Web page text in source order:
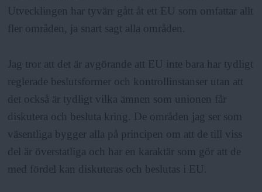
Utvecklingen har tyvärr gått åt ett EU som omfattar allt
fler områden, ja snart sagt alla områden.
Jag tror att det är avgörande att EU inte bara har tydligt
reglerade beslutsformer och kontrollinstanser utan att
det också är tydligt vilka ämnen som unionen får
diskutera och besluta kring. De områden jag ser som
väsentliga bygger alla på principen om att de till viss
del är överstatliga och har en karaktär som gör att de
med fördel kan diskuteras och beslutas i EU.